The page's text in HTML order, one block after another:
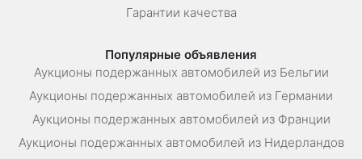
Гарантии качества
Популярные объявления
Аукционы подержанных автомобилей из Бельгии
Аукционы подержанных автомобилей из Германии
Аукционы подержанных автомобилей из Франции
Аукционы подержанных автомобилей из Нидерландов